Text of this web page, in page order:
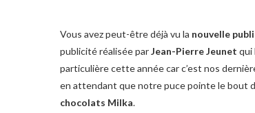
Vous avez peut-être déjà vu la nouvelle
publicité réalisée parJean-Pierre Jeunet qui
particulière cette année car c’est nos
en attendant que notre puce pointe le bout
chocolats Milka.